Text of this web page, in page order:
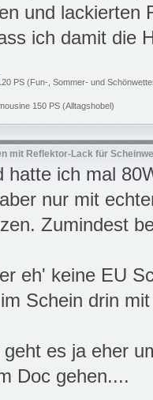
und lackierten
ich damit die
PS (Fun-, Sommer- und
150 PS (Alltagshobel)
mit Reflektor-Lack für
hatte ich mal
nur mit
Zumindest
eh' keine EU
Schein drin
geht es ja eher
Doc gehen....